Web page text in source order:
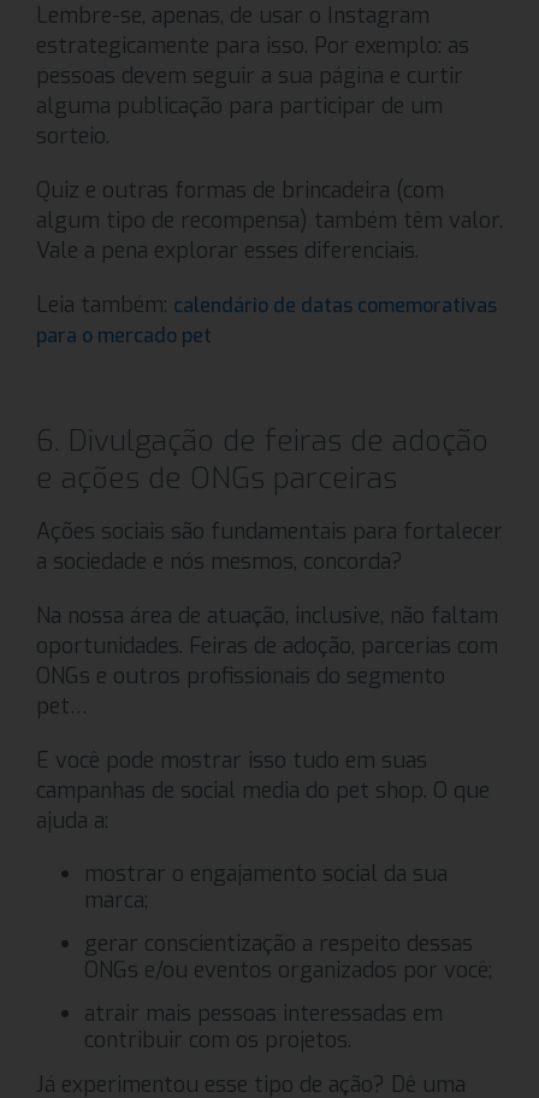
Lembre-se, apenas, de usar o Instagram
estrategicamente para isso. Por exemplo: as
pessoas devem seguir a sua página e curtir
alguma publicação para participar de um
sorteio.
Quiz e outras formas de brincadeira (com
algum tipo de recompensa) também têm valor.
Vale a pena explorar esses diferenciais.
Leia também: calendário de datas comemorativas
para o mercado pet
6. Divulgação de feiras de adoção
e ações de ONGs parceiras
Ações sociais são fundamentais para fortalecer
a sociedade e nós mesmos, concorda?
Na nossa área de atuação, inclusive, não faltam
oportunidades. Feiras de adoção, parcerias com
ONGs e outros profissionais do segmento
pet…
E você pode mostrar isso tudo em suas
campanhas de social media do pet shop. O que
ajuda a:
mostrar o engajamento social da sua
marca;
gerar conscientização a respeito dessas
ONGs e/ou eventos organizados por você;
atrair mais pessoas interessadas em
contribuir com os projetos.
Já experimentou esse tipo de ação? Dê uma